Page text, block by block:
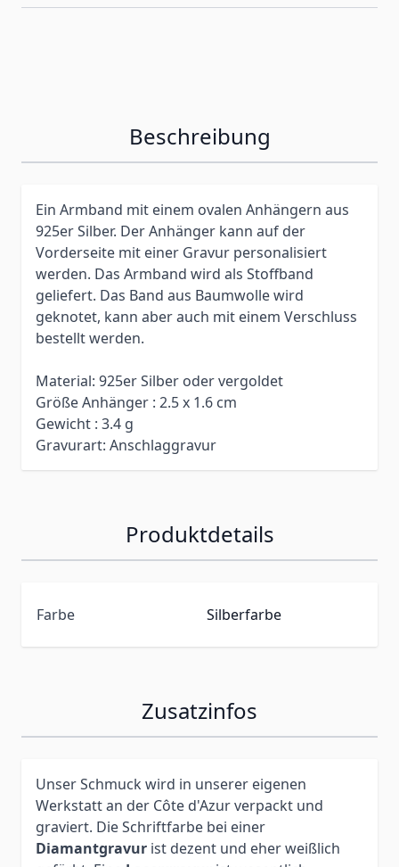
Beschreibung
Ein Armband mit einem ovalen Anhängern aus
925er Silber. Der Anhänger kann auf der
Vorderseite mit einer Gravur personalisiert
werden. Das Armband wird als Stoffband
geliefert. Das Band aus Baumwolle wird
geknotet, kann aber auch mit einem Verschluss
bestellt werden.
Material: 925er Silber oder vergoldet
Größe Anhänger : 2.5 x 1.6 cm
Gewicht : 3.4 g
Gravurart: Anschlaggravur
Produktdetails
Farbe Silberfarbe
Zusatzinfos
Unser Schmuck wird in unserer eigenen
Werkstatt an der Côte d'Azur verpackt und
graviert. Die Schriftfarbe bei einer
Diamantgravur ist dezent und eher weißlich